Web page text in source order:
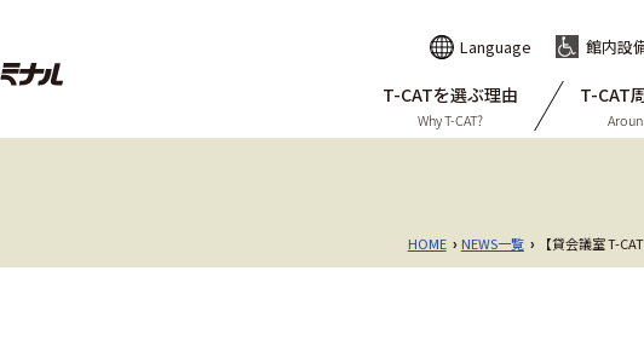
Language 館内設
T-CATを選ぶ理由
Why T-CAT?
T-CAT
HOME › NEWS一覧 › 【貸会議室 T-